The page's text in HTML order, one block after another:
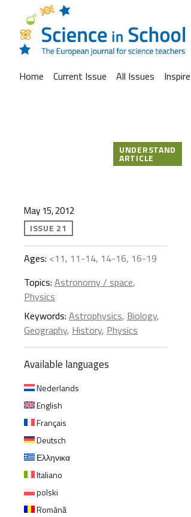
Home Current Issue All Issues Inspire
UNDERSTAND
ARTICLE
May 15, 2012
ISSUE 21
Ages: <11, 11-14, 14-16, 16-19
Topics: Astronomy / space,
Physics
Keywords: Astrophysics, Biology,
Geography, History, Physics
Available languages
Nederlands
English
Français
Deutsch
Ελληνικα
Italiano
polski
Română